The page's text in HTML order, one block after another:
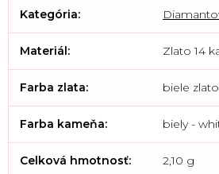
Kategória:
Materiál: Zlato 14
Farba zlata: biele zlato
Farba kameňa: biely -
Celková hmotnosť: 2,10 g